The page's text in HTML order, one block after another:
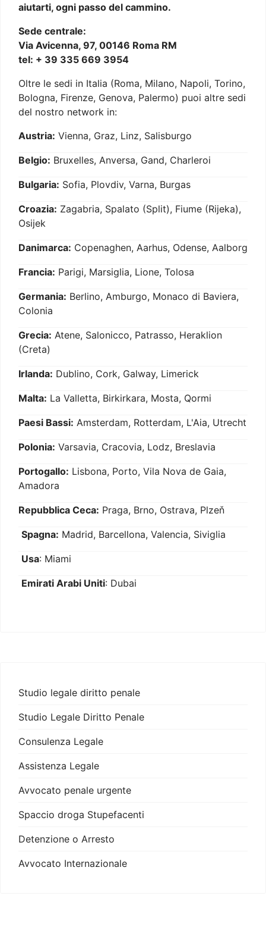
aiutarti, ogni passo del cammino.
Sede centrale:
Via Avicenna, 97, 00146 Roma RM
tel: + 39 335 669 3954
Oltre le sedi in Italia (Roma, Milano, Napoli, Torino,
Bologna, Firenze, Genova, Palermo) puoi altre sedi
del nostro network in:
Austria: Vienna, Graz, Linz, Salisburgo
Belgio: Bruxelles, Anversa, Gand, Charleroi
Bulgaria: Sofia, Plovdiv, Varna, Burgas
Croazia: Zagabria, Spalato (Split), Fiume (Rijeka),
Osijek
Danimarca: Copenaghen, Aarhus, Odense, Aalborg
Francia: Parigi, Marsiglia, Lione, Tolosa
Germania: Berlino, Amburgo, Monaco di Baviera,
Colonia
Grecia: Atene, Salonicco, Patrasso, Heraklion
(Creta)
Irlanda: Dublino, Cork, Galway, Limerick
Malta: La Valletta, Birkirkara, Mosta, Qormi
Paesi Bassi: Amsterdam, Rotterdam, L'Aia, Utrecht
Polonia: Varsavia, Cracovia, Lodz, Breslavia
Portogallo: Lisbona, Porto, Vila Nova de Gaia,
Amadora
Repubblica Ceca: Praga, Brno, Ostrava, Plzeň
Spagna: Madrid, Barcellona, Valencia, Siviglia
Usa: Miami
Emirati Arabi Uniti: Dubai
Studio legale diritto penale
Studio Legale Diritto Penale
Consulenza Legale
Assistenza Legale
Avvocato penale urgente
Spaccio droga Stupefacenti
Detenzione o Arresto
Avvocato Internazionale